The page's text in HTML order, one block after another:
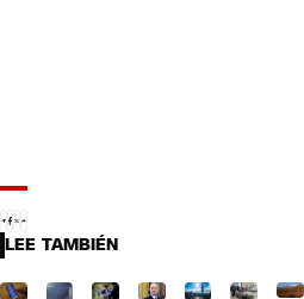
LEE TAMBIÉN